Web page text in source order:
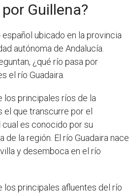
Guillena?
ubicado en la provincia
autónoma de Andalucía.
¿qué río pasa por
el río Guadaira.
los principales ríos de la
el que transcurre por el
cual es conocido por su
de la región. El río Guadaira nace
y desemboca en el río
los principales afluentes del río